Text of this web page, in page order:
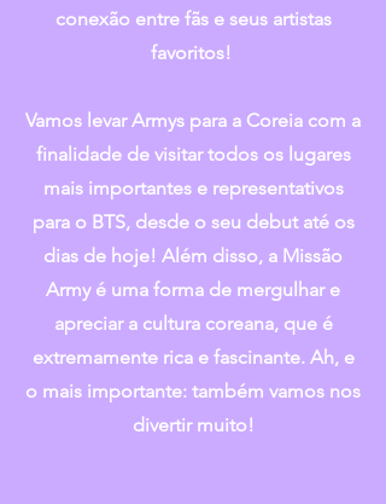
conexão entre fãs e seus artistas
favoritos!
Vamos levar Armys para a Coreia com a
finalidade de visitar todos os lugares
mais importantes e representativos
para o BTS, desde o seu debut até os
dias de hoje! Além disso, a Missão
Army é uma forma de mergulhar e
apreciar a cultura coreana, que é
extremamente rica e fascinante. Ah, e
o mais importante: também vamos nos
divertir muito!